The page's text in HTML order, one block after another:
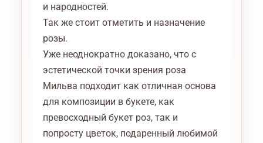
и народностей.
Так же стоит отметить и назначение
розы.
Уже неоднократно доказано, что с
эстетической точки зрения роза
Мильва подходит как отличная основа
для композиции в букете, как
превосходный букет роз, так и
попросту цветок, подаренный любимой